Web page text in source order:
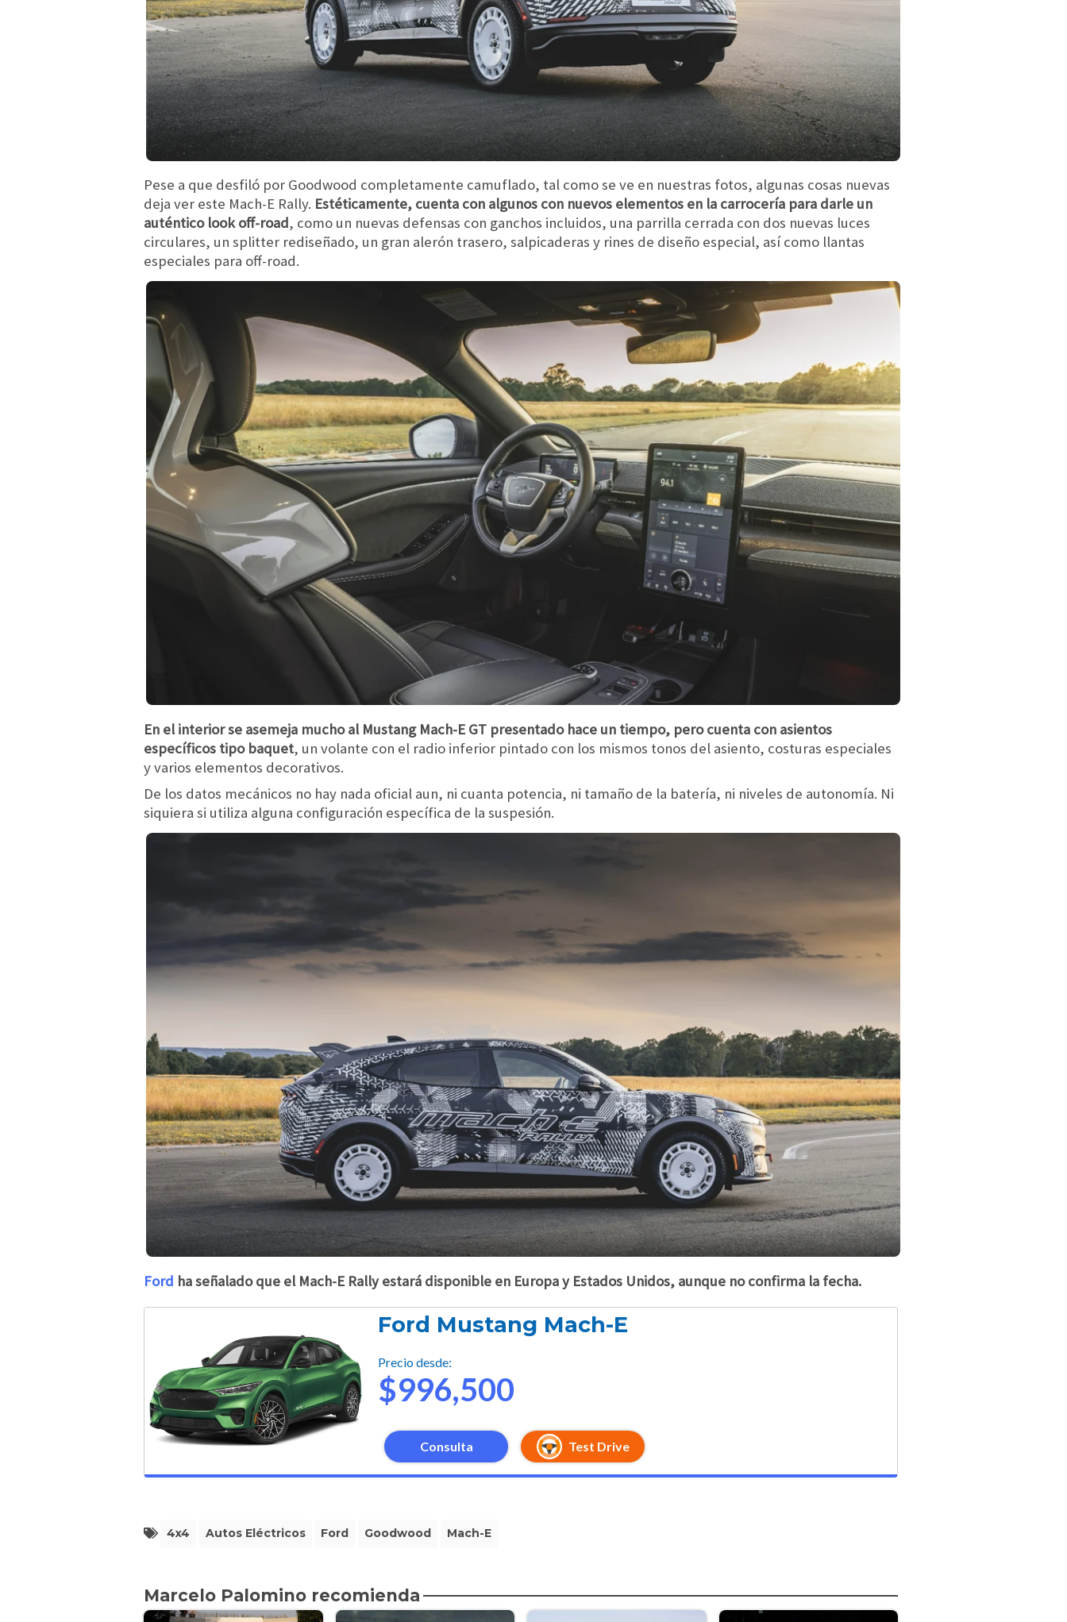
Pese a que desfiló por Goodwood completamente camuflado, tal como se ve en nuestras fotos, algunas cosas nuevas
deja ver este Mach-E Rally. Estéticamente, cuenta con algunos con nuevos elementos en la carrocería para darle un
auténtico look off-road, como un nuevas defensas con ganchos incluidos, una parrilla cerrada con dos nuevas luces
circulares, un splitter rediseñado, un gran alerón trasero, salpicaderas y rines de diseño especial, así como llantas
especiales para off-road.
En el interior se asemeja mucho al Mustang Mach-E GT presentado hace un tiempo, pero cuenta con asientos
específicos tipo baquet, un volante con el radio inferior pintado con los mismos tonos del asiento, costuras especiales
y varios elementos decorativos.
De los datos mecánicos no hay nada oficial aun, ni cuanta potencia, ni tamaño de la batería, ni niveles de autonomía. Ni
siquiera si utiliza alguna configuración específica de la suspesión.
Ford ha señalado que el Mach-E Rally estará disponible en Europa y Estados Unidos, aunque no confirma la fecha.
Ford Mustang Mach-E
Precio desde:
$996,500
Consulta Test Drive
4x4 Autos Eléctricos Ford Goodwood Mach-E
Marcelo Palomino recomienda